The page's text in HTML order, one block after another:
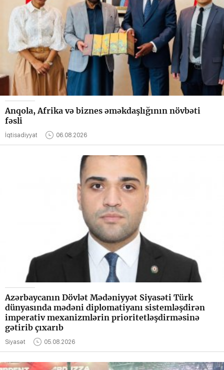
Anqola, Afrika və biznes əməkdaşlığının növbəti
fəsli
İqtisadiyyat 06.08.2026
Azərbaycanın Dövlət Mədəniyyət Siyasəti Türk
dünyasında mədəni diplomatiyanı sistemləşdirən
imperativ mexanizmlərin prioritetləşdirməsinə
gətirib çıxarıb
Siyasət 05.08.2026